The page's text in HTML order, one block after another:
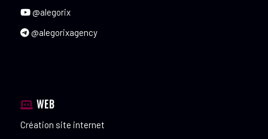
@alegorix
@alegorixagency
WEB
Création site internet